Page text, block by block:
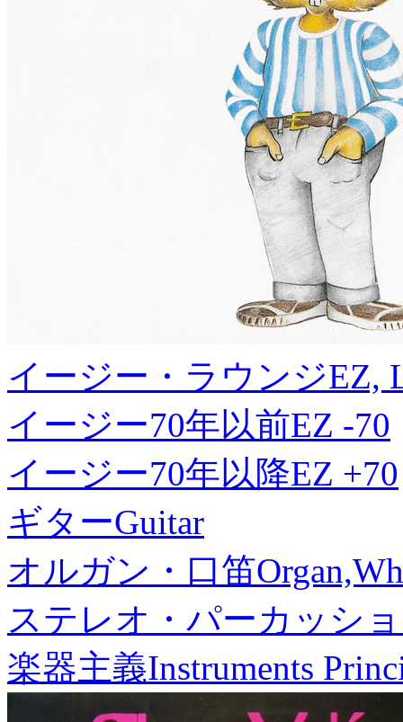
イージー・ラウンジEZ,
イージー70年以前EZ -70
イージー70年以降EZ +70
ギターGuitar
オルガン・口笛
ステレオ・パーカッシ
楽器主義Instruments